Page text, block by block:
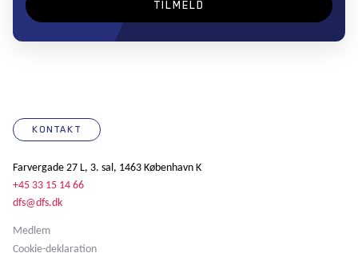
KONTAKT
Farvergade 27 L, 3. sal, 1463 København K
+45 33 15 14 66
dfs@dfs.dk
Medlem
Cookie-deklaration